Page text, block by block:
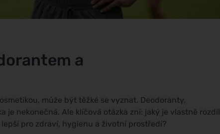
a
může být těžké se vyznat. Deodoranty,
je nekonečná. Ale klíčová otázka zní: jaký je vlastně rozdíl
pro zdraví, hygienu a životní prostředí?